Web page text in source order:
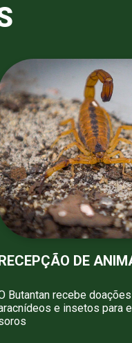
DE
Butantan recebe
e insetos para